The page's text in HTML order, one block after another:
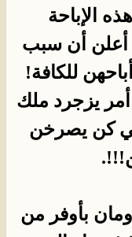
الإباحة
أعلن أن سبب
للكافة!
يزجرد ملك
كن يصرخن
بأوفر من